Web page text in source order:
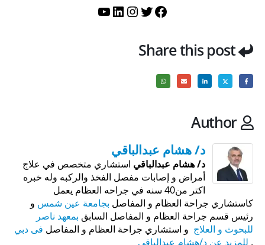
فيسبوك
تويترإنستجرام
لينكد إنيوتيوب
Share this post
Author
د/ هشام عبدالباقي
د/ هشام عبدالباقي استشاري متخصص في علاج
أمراض و إصابات مفصل الفخذ والركبه وله خبره
اكتر من40 سنه في جراحه العظام يعمل
كاستشاري جراحة العظام و المفاصل بجامعة عين شمس و
رئيس قسم جراحة العظام و المفاصل السابق بمعهد ناصر
للبحوث و العلاج و استشاري جراحة العظام و المفاصل فى دبي
. للمزيد عن د/هشام عبدالباقي